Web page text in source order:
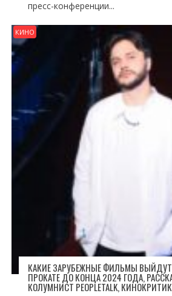
пресс-конференции...
КИНО
КАКИЕ ЗАРУБЕЖНЫЕ ФИЛЬМЫ
ПРОКАТЕ ДО КОНЦА 2024 ГОДА,
КОЛУМНИСТ PEOPLETALK,